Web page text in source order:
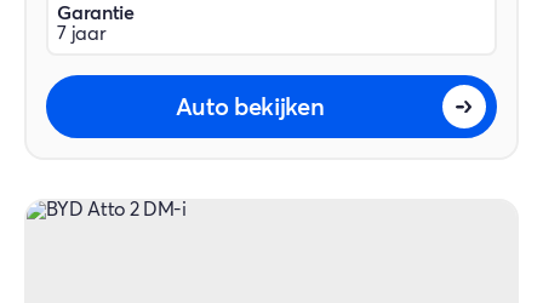
Garantie
7 jaar
Auto bekijken